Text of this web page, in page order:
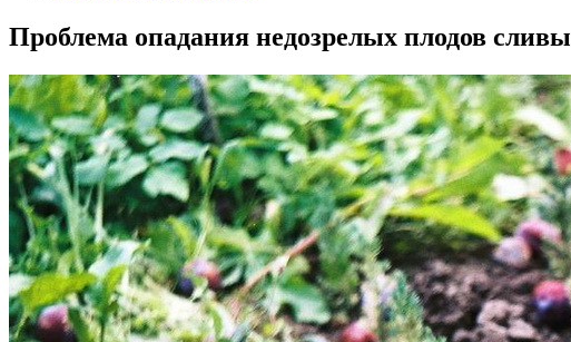
Проблема опадания недозрелых плодов сливы